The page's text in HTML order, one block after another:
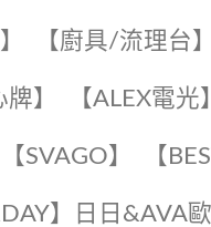
【廚具/流理台】
牌】️ 【ALEX電
️【SVAGO】️ 【
】️日日&AVA